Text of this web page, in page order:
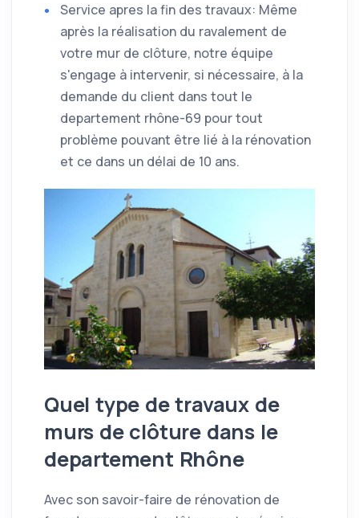
Service apres la fin des travaux: Même
après la réalisation du ravalement de
votre mur de clôture, notre équipe
s'engage à intervenir, si nécessaire, à la
demande du client dans tout le
departement rhône-69 pour tout
problème pouvant être lié à la rénovation
et ce dans un délai de 10 ans.
Quel type de travaux de
murs de clôture dans le
departement Rhône
Avec son savoir-faire de rénovation de